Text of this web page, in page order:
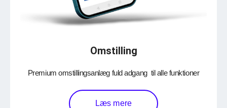
Omstilling
Premium omstillingsanlæg fuld adgang til alle funktioner
Læs mere